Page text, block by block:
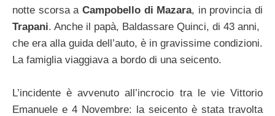
notte scorsa a Campobello di Mazara, in provincia di
Trapani. Anche il papà, Baldassare Quinci, di 43 anni,
che era alla guida dell’auto, è in gravissime condizioni.
La famiglia viaggiava a bordo di una seicento.
L’incidente è avvenuto all’incrocio tra le vie Vittorio
Emanuele e 4 Novembre: la seicento è stata travolta